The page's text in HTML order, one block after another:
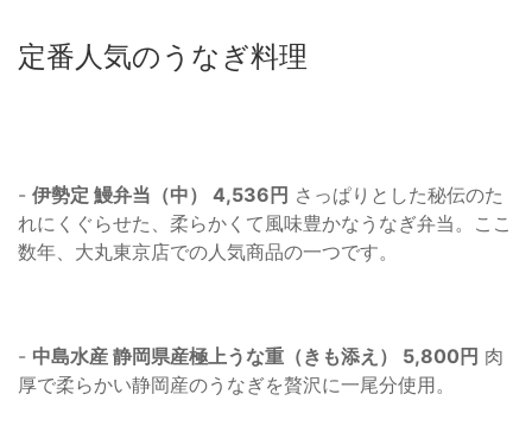
定番人気のうなぎ料理
- 伊勢定 鰻弁当（中） 4,536円 さっぱりとした秘伝のた
れにくぐらせた、柔らかくて風味豊かなうなぎ弁当。ここ
数年、大丸東京店での人気商品の一つです。
- 中島水産 静岡県産極上うな重（きも添え） 5,800円 肉
厚で柔らかい静岡産のうなぎを贅沢に一尾分使用。